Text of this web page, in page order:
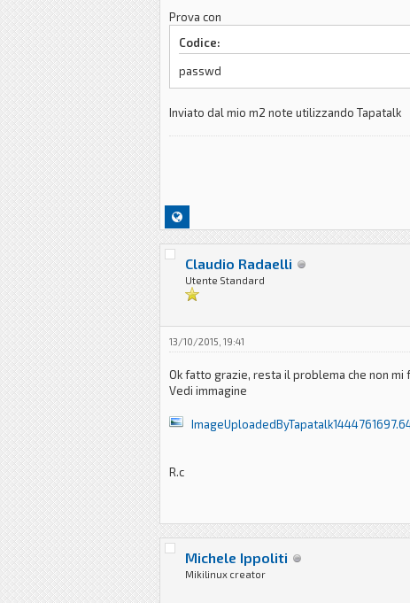
Prova con
Codice:
passwd
Inviato dal mio m2 note utilizzando Tapatalk
Claudio Radaelli
Utente Standard
13/10/2015, 19:41
Ok fatto grazie, resta il problema che non
Vedi immagine
R.c
Michele Ippoliti
Mikilinux creator